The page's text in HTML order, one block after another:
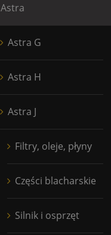
Astra
Astra G
Astra H
Astra J
Filtry, oleje, płyny
Części blacharskie
Silnik i osprzęt